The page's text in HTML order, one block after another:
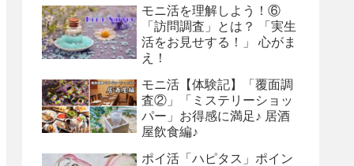
モニ活を理解しよう！⑥
「訪問調査」とは？ 「実生
活をお見せする！」 心がま
え！
モニ活【体験記】「覆面調
査②」「ミステリーショッ
パー」お得感に満足♪ 居酒
屋飲食編♪
ポイ活「ハピタス」ポイン